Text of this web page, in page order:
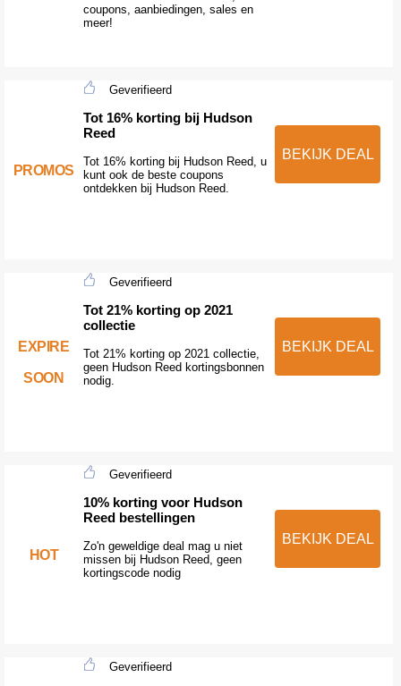
coupons, aanbiedingen, sales en
meer!
PROMOS
Geverifieerd
Tot 16% korting bij Hudson
Reed
Tot 16% korting bij Hudson Reed, u
kunt ook de beste coupons
ontdekken bij Hudson Reed.
BEKIJK DEAL
EXPIRE
SOON
Geverifieerd
Tot 21% korting op 2021
collectie
Tot 21% korting op 2021 collectie,
geen Hudson Reed kortingsbonnen
nodig.
BEKIJK DEAL
HOT
Geverifieerd
10% korting voor Hudson
Reed bestellingen
Zo'n geweldige deal mag u niet
missen bij Hudson Reed, geen
kortingscode nodig
BEKIJK DEAL
Geverifieerd